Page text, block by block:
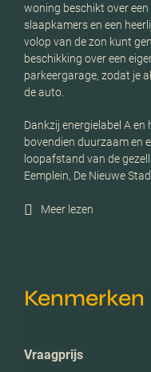
woning beschikt over
slaapkamers en een
volop van de zon kunt
beschikking over een
parkeergarage, zodat je
de auto.
Dankzij energielabel A
bovendien duurzaam en
loopafstand van de
Eemplein, De Nieuwe Stad…
Meer lezen
Kenmerken
Vraagprijs